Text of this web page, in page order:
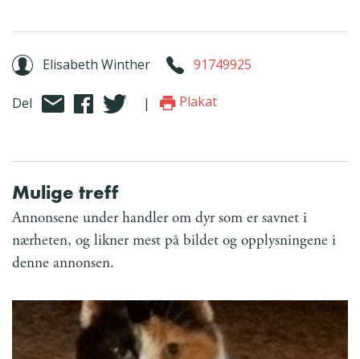
Elisabeth Winther 91749925
Del | Plakat
Mulige treff
Annonsene under handler om dyr som er savnet i
nærheten, og likner mest på bildet og opplysningene i
denne annonsen.